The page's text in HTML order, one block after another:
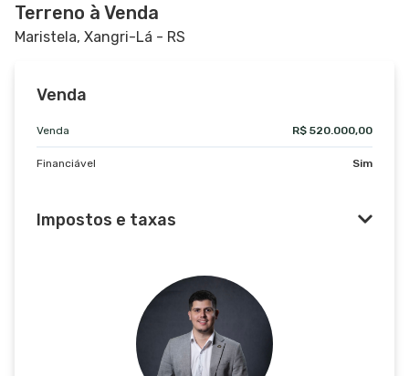
Terreno à Venda
Maristela, Xangri-Lá - RS
Venda
Venda R$ 520.000,00
Financiável Sim
Impostos e taxas